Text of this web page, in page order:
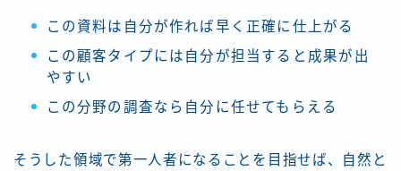
この資料は自分が作れば早く正確に仕上がる
この顧客タイプには自分が担当すると成果が出
やすい
この分野の調査なら自分に任せてもらえる
そうした領域で第一人者になることを目指せば、自然と